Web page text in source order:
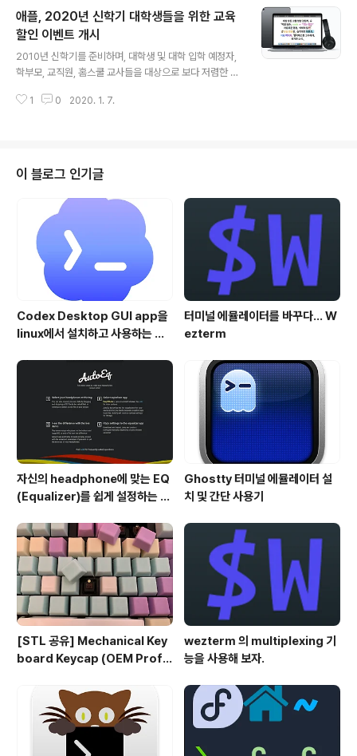
원들로 구성된 패널들이 심사를 통해 3월 4일 5개의 사진
을 선정하게 됩니다. 수상작들은 Apple Newsroom 겔
러리 및 Apple.com/kr 그리고 Apple Instagram(@A
pple)에 개제 되게 되며, 디지털 켐페인, Apple Store 및
옥외 광고판, 제 3자의 사진 전시회에 전시되는 영광을 얻
게 됩니다. 야간모드 사..
애플, 2020년 신학기 대학생들을 위한 교육
할인 이벤트 개시
2010년 신학기를 준비하며, 대학생 및 대학 입학 예정자,
학부모, 교직원, 홈스쿨 교사들을 대상으로 보다 저렴한 가
o School 할인 이벤트를 오픈 했습니다. 이번 할인 행사
o, 16인치 MacBook Pro, iMac, iMac Pro iPad Pro,
iPad Air, Apple Pencil, Smart Keyboard 할인 해택
은 다음과 같습니다. 제품 구매 시, AppleCare+ 옵션을
20% 활인된 금액으로 구매할 수 있습니다. Mac 제품 구
1 0 2020. 1. 7.
이 블로그 인기글
Codex Desktop GUI app을
linux에서 설치하고 사용하는 방
터미널 에뮬레이터를 바꾸다... W
ezterm
자신의 headphone에 맞는 EQ
(Equalizer)를 쉽게 설정하는 방
Ghostty 터미널 에뮬레이터 설
치 및 간단 사용기
[STL 공유] Mechanical Key
board Keycap (OEM Profil
wezterm 의 multiplexing 기
능을 사용해 보자.